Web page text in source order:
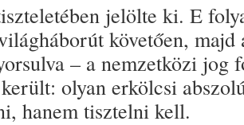
jelölte ki. E
követően,
– a nemzetközi jog
olyan erkölcsi
hanem tisztelni kell.